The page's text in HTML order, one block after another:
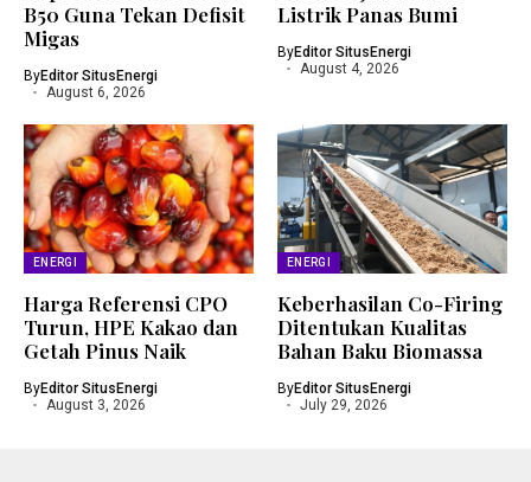
B50 Guna Tekan Defisit
Migas
ByEditor SitusEnergi
August 6, 2026
Listrik Panas Bumi
ByEditor SitusEnergi
August 4, 2026
ENERGI
Harga Referensi CPO
Turun, HPE Kakao dan
Getah Pinus Naik
ByEditor SitusEnergi
August 3, 2026
ENERGI
Keberhasilan Co-Firing
Ditentukan Kualitas
Bahan Baku Biomassa
ByEditor SitusEnergi
July 29, 2026